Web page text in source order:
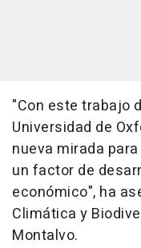
"Con este trabajo
Universidad de
nueva mirada
un factor de
económico", ha
Climática y
Montalvo.